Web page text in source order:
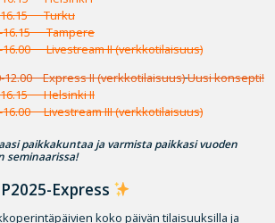
16.15 Turku
16.15 Tampere
16.00 Livestream II (verkkotilaisuus)
12.00 Express II (verkkotilaisuus)Uusi konsepti!
16.15 Helsinki II
16.00 Livestream III (verkkotilaisuus)
paikkakuntaa ja varmista paikkasi vuoden
seminaarissa!
Express
koko päivän tilaisuuksilla ja